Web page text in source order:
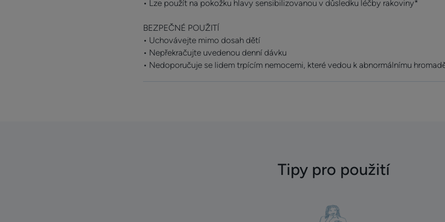
• Lze použít na pokožku hlavy sensibilizovanou v důsledku léčby rakoviny*
BEZPEČNÉ POUŽITÍ
• Uchovávejte mimo dosah dětí
• Nepřekračujte uvedenou denní dávku
• Nedoporučuje se lidem trpícím nemocemi, které vedou k abnormálnímu
Tipy pro použití